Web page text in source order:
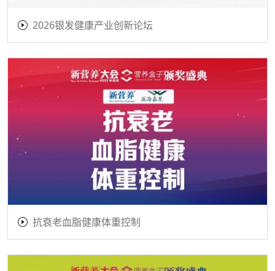
2026银发健康产业创新论坛
抗衰老血脂健康体重控制